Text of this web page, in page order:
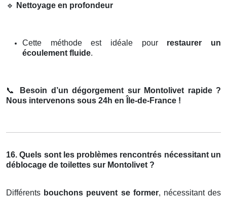
🔹 Nettoyage en profondeur
Cette méthode est idéale pour restaurer un
écoulement fluide.
📞
Besoin d’un dégorgement sur Montolivet rapide ?
Nous intervenons sous 24h en Île-de-France !
16. Quels sont les problèmes rencontrés nécessitant un
déblocage de toilettes sur Montolivet ?
Différents bouchons peuvent se former, nécessitant des